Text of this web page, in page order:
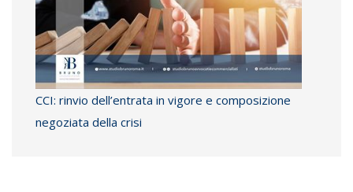
CCI: rinvio dell’entrata in vigore e composizione
negoziata della crisi